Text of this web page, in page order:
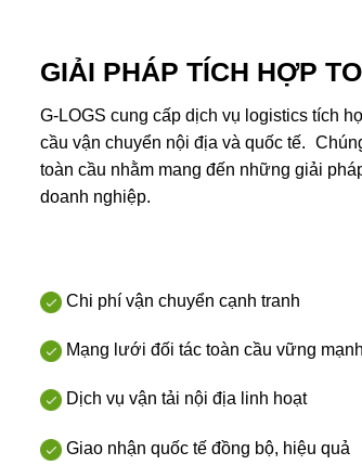
GIẢI PHÁP TÍCH HỢP
G-LOGS cung cấp dịch vụ logistics tích
cầu vận chuyển nội địa và quốc tế.
toàn cầu nhằm mang đến những giải
doanh nghiệp.
Chi phí vận chuyển cạnh tranh
Mạng lưới đối tác toàn cầu vững mạnh
Dịch vụ vận tải nội địa linh hoạt
Giao nhận quốc tế đồng bộ, hiệu quả